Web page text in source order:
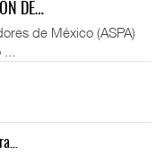
DE…
de México (ASPA)